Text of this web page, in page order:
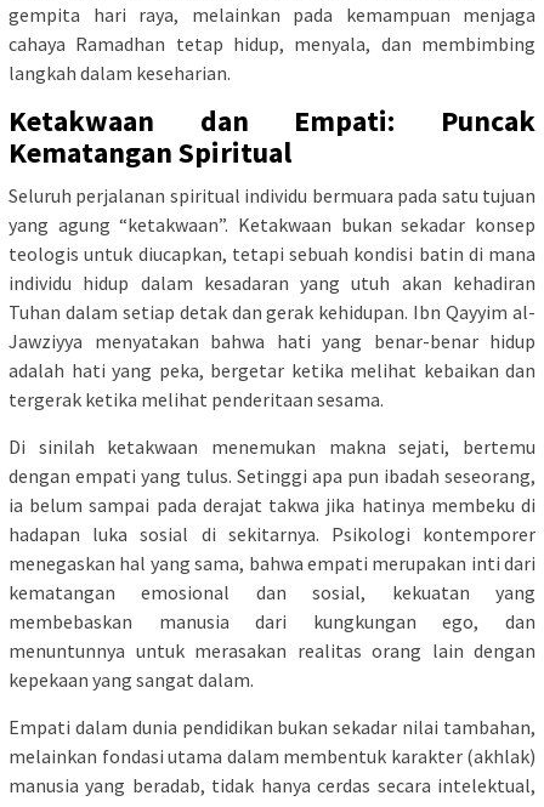
gempita hari raya, melainkan pada kemampuan menjaga
cahaya Ramadhan tetap hidup, menyala, dan membimbing
langkah dalam keseharian.
Ketakwaan dan Empati: Puncak
Kematangan Spiritual
Seluruh perjalanan spiritual individu bermuara pada satu tujuan
yang agung “ketakwaan”. Ketakwaan bukan sekadar konsep
teologis untuk diucapkan, tetapi sebuah kondisi batin di mana
individu hidup dalam kesadaran yang utuh akan kehadiran
Tuhan dalam setiap detak dan gerak kehidupan. Ibn Qayyim al-
Jawziyya menyatakan bahwa hati yang benar-benar hidup
adalah hati yang peka, bergetar ketika melihat kebaikan dan
tergerak ketika melihat penderitaan sesama.
Di sinilah ketakwaan menemukan makna sejati, bertemu
dengan empati yang tulus. Setinggi apa pun ibadah seseorang,
ia belum sampai pada derajat takwa jika hatinya membeku di
hadapan luka sosial di sekitarnya. Psikologi kontemporer
menegaskan hal yang sama, bahwa empati merupakan inti dari
kematangan emosional dan sosial, kekuatan yang
membebaskan manusia dari kungkungan ego, dan
menuntunnya untuk merasakan realitas orang lain dengan
kepekaan yang sangat dalam.
Empati dalam dunia pendidikan bukan sekadar nilai tambahan,
melainkan fondasi utama dalam membentuk karakter (akhlak)
manusia yang beradab, tidak hanya cerdas secara intelektual,